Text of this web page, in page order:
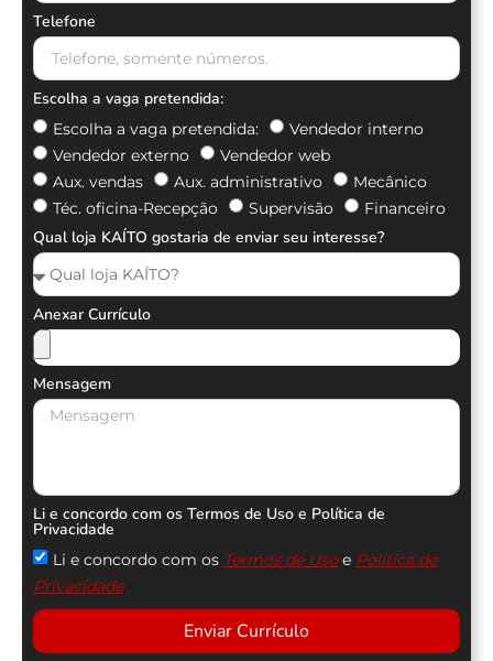
Telefone
Escolha a vaga pretendida:
Escolha a vaga pretendida:
Vendedor interno
Vendedor externo
Vendedor web
Aux. vendas
Aux. administrativo
Mecânico
Téc. oficina-Recepção
Supervisão Financeiro
Qual loja KAÍTO gostaria de enviar seu interesse?
Anexar Currículo
Mensagem
Li e concordo com os Termos de Uso e Política de
Privacidade
Li e concordo com os Termos de Usoe Política de
Privacidade
Enviar Currículo